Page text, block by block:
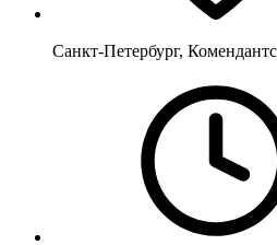
Санкт-Петербург,